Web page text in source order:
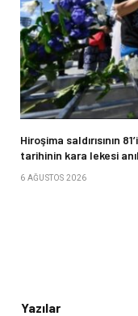
Hiroşima saldırısının
tarihinin kara lekesi
6 AĞUSTOS 2026
Yazılar